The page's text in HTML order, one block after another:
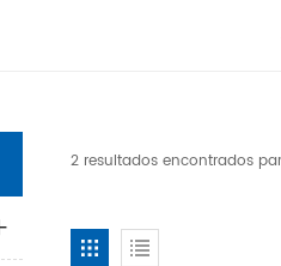
2 resultados encontrados